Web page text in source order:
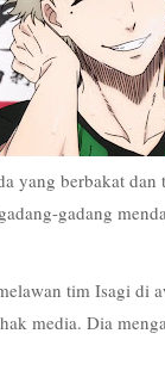
yang berbakat
gadang
tim Isagi di
media. Dia